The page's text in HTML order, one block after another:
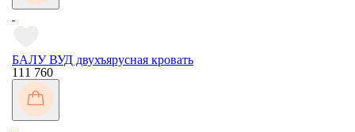
БАЛУ ВУД двухъярусная кровать
111 760